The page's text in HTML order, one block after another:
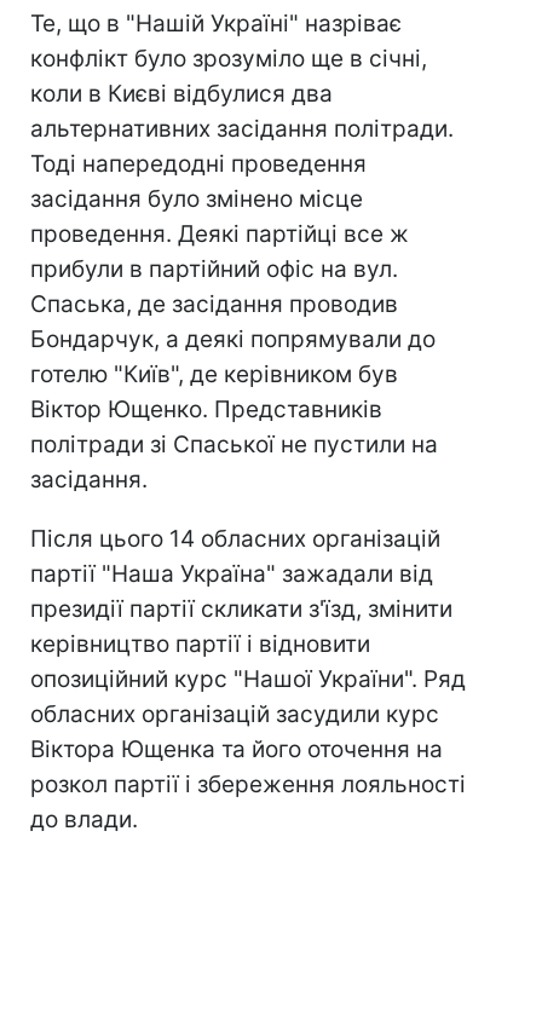
Те, що в "Нашій Україні" назріває
конфлікт було зрозуміло ще в січні,
коли в Києві відбулися два
альтернативних засідання політради.
Тоді напередодні проведення
засідання було змінено місце
проведення. Деякі партійці все ж
прибули в партійний офіс на вул.
Спаська, де засідання проводив
Бондарчук, а деякі попрямували до
готелю "Київ", де керівником був
Віктор Ющенко. Представників
політради зі Спаської не пустили на
засідання.
Після цього 14 обласних організацій
партії "Наша Україна" зажадали від
президії партії скликати з'їзд, змінити
керівництво партії і відновити
опозиційний курс "Нашої України". Ряд
обласних організацій засудили курс
Віктора Ющенка та його оточення на
розкол партії і збереження лояльності
до влади.